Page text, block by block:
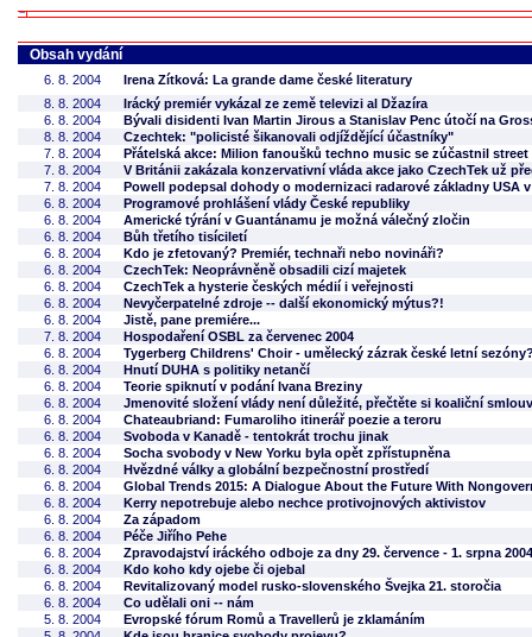
Obsah vydání
6. 8. 2004
Irena Zítková: La grande dame české literatury
8. 8. 2004
Irácký premiér vykázal ze země televizi al Džazíra
6. 8. 2004
Bývali disidenti Ivan Martin Jirous a Stanislav Penc útočí na
8. 8. 2004
Czechtek: "policisté šikanovali odjíždějící účastníky"
7. 8. 2004
Přátelská akce: Milion fanoušků techno music se zúčastnil street
7. 8. 2004
V Británii zakázala konzervativní vláda akce jako CzechTek už
7. 8. 2004
Powell podepsal dohody o modernizaci radarové základny USA
6. 8. 2004
Programové prohlášení vlády České republiky
6. 8. 2004
Americké týrání v Guantánamu je možná válečný zločin
6. 8. 2004
Bůh třetího tisíciletí
6. 8. 2004
Kdo je zfetovaný? Premiér, technaři nebo novináři?
6. 8. 2004
CzechTek: Neoprávněně obsadili cizí majetek
6. 8. 2004
CzechTek a hysterie českých médií i veřejnosti
6. 8. 2004
Nevyčerpatelné zdroje -- další ekonomický mýtus?!
6. 8. 2004
Jistě, pane premiére...
7. 8. 2004
Hospodaření OSBL za červenec 2004
6. 8. 2004
Tygerberg Childrens' Choir - umělecký zázrak české letní
6. 8. 2004
Hnutí DUHA s politiky netančí
6. 8. 2004
Teorie spiknutí v podání Ivana Breziny
6. 8. 2004
Jmenovité složení vlády není důležité, přečtěte si koaliční
6. 8. 2004
Chateaubriand: Fumaroliho itinerář poezie a teroru
6. 8. 2004
Svoboda v Kanadě - tentokrát trochu jinak
6. 8. 2004
Socha svobody v New Yorku byla opět zpřístupněna
6. 8. 2004
Hvězdné války a globální bezpečnostní prostředí
6. 8. 2004
Global Trends 2015: A Dialogue About the Future With
6. 8. 2004
Kerry nepotrebuje alebo nechce protivojnových aktivistov
6. 8. 2004
Za západom
6. 8. 2004
Péče Jiřího Pehe
6. 8. 2004
Zpravodajství iráckého odboje za dny 29. července - 1. srpna 2004
6. 8. 2004
Kdo koho kdy ojebe či ojebal
6. 8. 2004
Revitalizovaný model rusko-slovenského Švejka 21. storočia
6. 8. 2004
Co udělali oni -- nám
5. 8. 2004
Evropské fórum Romů a Travellerů je zklamáním